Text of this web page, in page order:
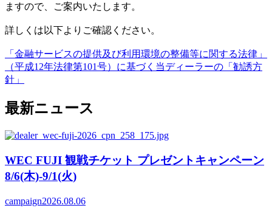
ますので、ご案内いたします。
詳しくは以下よりご確認ください。
「金融サービスの提供及び利用環境の整備等に関する法律」
（平成12年法律第101号）に基づく当ディーラーの「勧誘方
針」
最新ニュース
WEC FUJI 観戦チケット プレゼントキャンペーン
8/6(木)-9/1(火)
campaign2026.08.06